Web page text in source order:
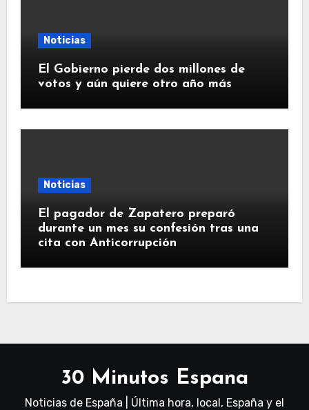
Noticias
El Gobierno pierde dos millones de
votos y aún quiere otro año más
Noticias
El pagador de Zapatero preparó
durante un mes su confesión tras una
cita con Anticorrupción
30 Minutos Espana
Noticias de España | Última hora, local, España y el